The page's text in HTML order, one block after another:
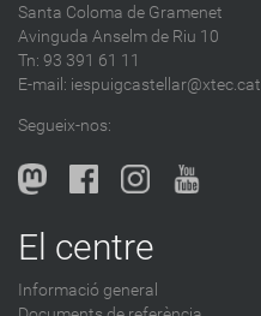
Santa Coloma de Gramenet
Avinguda Anselm de Riu 10
Tn: 93 391 61 11
E-mail: iespuigcastellar@xtec.cat
Segueix-nos:
El centre
Informació general